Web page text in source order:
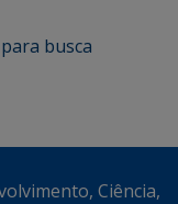
busca
Ciência,